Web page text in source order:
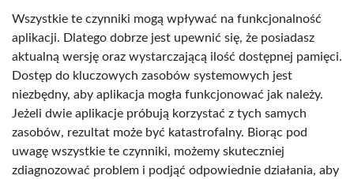
Wszystkie te czynniki mogą wpływać na funkcjonalność
aplikacji. Dlatego dobrze jest upewnić się, że posiadasz
aktualną wersję oraz wystarczającą ilość dostępnej pamięci.
Dostęp do kluczowych zasobów systemowych jest
niezbędny, aby aplikacja mogła funkcjonować jak należy.
Jeżeli dwie aplikacje próbują korzystać z tych samych
zasobów, rezultat może być katastrofalny. Biorąc pod
uwagę wszystkie te czynniki, możemy skuteczniej
zdiagnozować problem i podjąć odpowiednie działania, aby